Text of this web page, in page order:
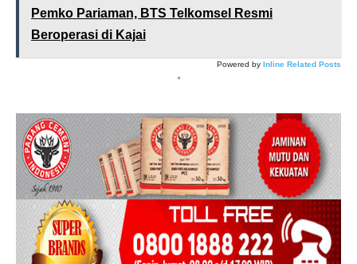
Pemko Pariaman, BTS Telkomsel Resmi
Beroperasi di Kajai
Powered by Inline Related Posts
*